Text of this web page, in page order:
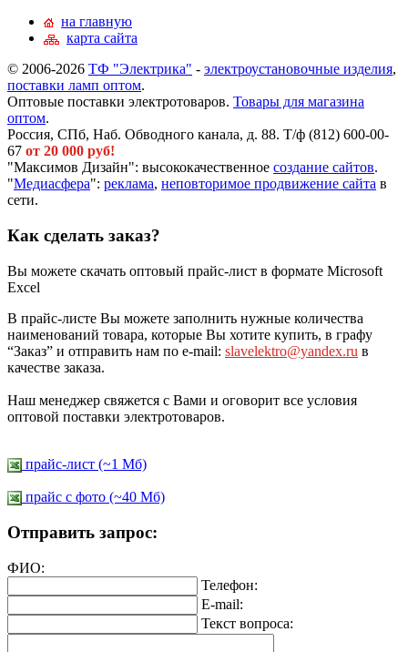
на главную
карта сайта
© 2006-2026 ТФ "Электрика" - электроустановочные изделия,
поставки ламп оптом.
Оптовые поставки электротоваров. Товары для магазина
оптом.
Россия, СПб, Наб. Обводного канала, д. 88. Т/ф (812) 600-00-
67 от 20 000 руб!
"Максимов Дизайн": высококачественное создание сайтов.
"Медиасфера": реклама, неповторимое продвижение сайта в
сети.
Как сделать заказ?
Вы можете скачать оптовый прайс-лист в формате Microsoft
Excel
В прайс-листе Вы можете заполнить нужные количества
наименований товара, которые Вы хотите купить, в графу
“Заказ” и отправить нам по e-mail: slavelektro@yandex.ru в
качестве заказа.
Наш менеджер свяжется с Вами и оговорит все условия
оптовой поставки электротоваров.
прайс-лист (~1 Мб)
прайс c фото (~40 Мб)
Отправить запрос:
ФИО:
Телефон:
E-mail:
Текст вопроса: